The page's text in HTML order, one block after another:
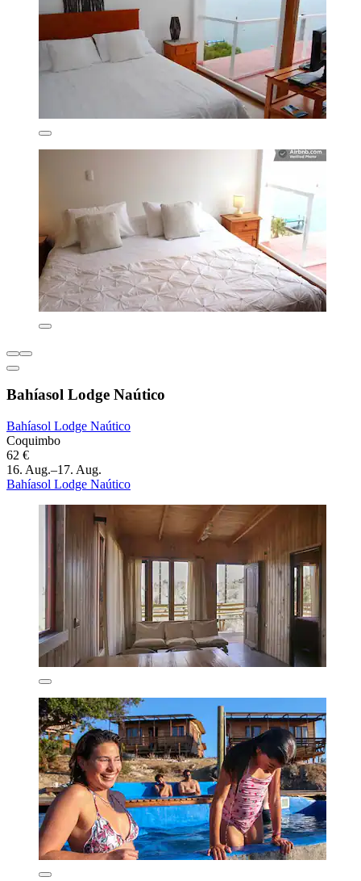
Bahíasol Lodge Naútico
Bahíasol Lodge Naútico
Coquimbo
62 €
16. Aug.–17. Aug.
Bahíasol Lodge Naútico